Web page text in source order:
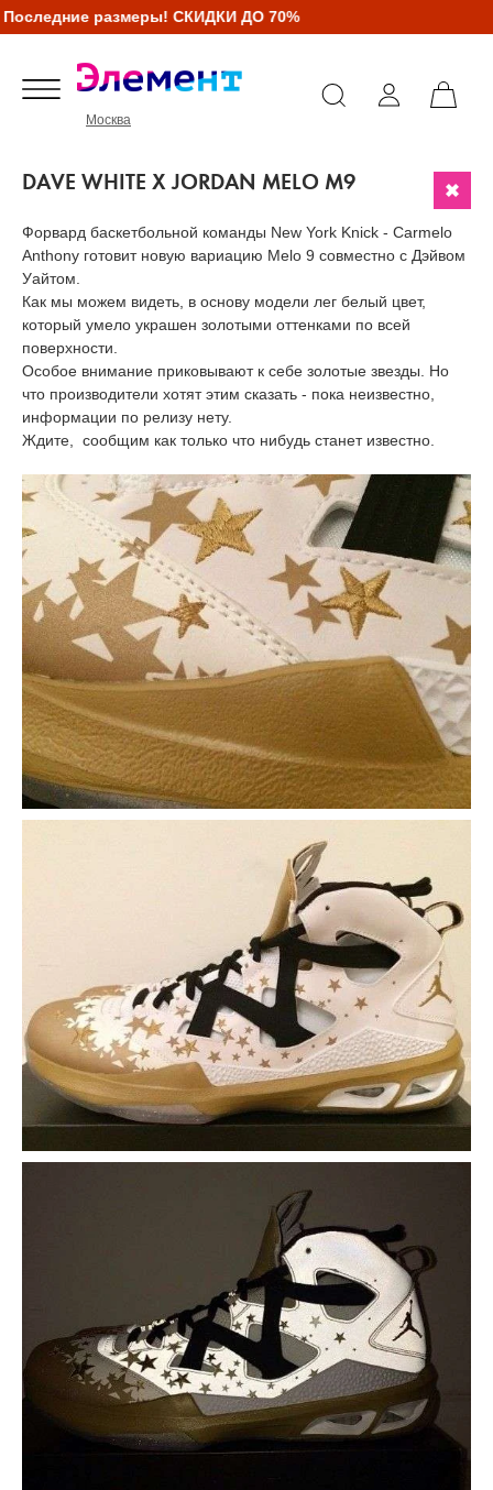
размеры! СКИДКИ ДО 70%
Москва
DAVE WHITE X JORDAN MELO M9
Форвард баскетбольной команды New York Knick - Carmelo
Anthony готовит новую вариацию Melo 9 совместно с Дэйвом
Уайтом.
Как мы можем видеть, в основу модели лег белый цвет,
который умело украшен золотыми оттенками по всей
поверхности.
Особое внимание приковывают к себе золотые звезды. Но
что производители хотят этим сказать - пока неизвестно,
информации по релизу нету.
Ждите, сообщим как только что нибудь станет известно.